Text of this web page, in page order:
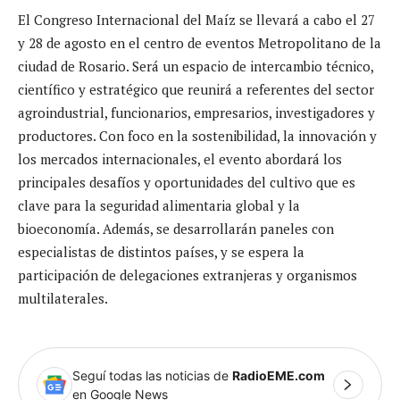
El Congreso Internacional del Maíz se llevará a cabo el 27
y 28 de agosto en el centro de eventos Metropolitano de la
ciudad de Rosario. Será un espacio de intercambio técnico,
científico y estratégico que reunirá a referentes del sector
agroindustrial, funcionarios, empresarios, investigadores y
productores. Con foco en la sostenibilidad, la innovación y
los mercados internacionales, el evento abordará los
principales desafíos y oportunidades del cultivo que es
clave para la seguridad alimentaria global y la
bioeconomía. Además, se desarrollarán paneles con
especialistas de distintos países, y se espera la
participación de delegaciones extranjeras y organismos
multilaterales.
Seguí todas las noticias de RadioEME.com
en Google News